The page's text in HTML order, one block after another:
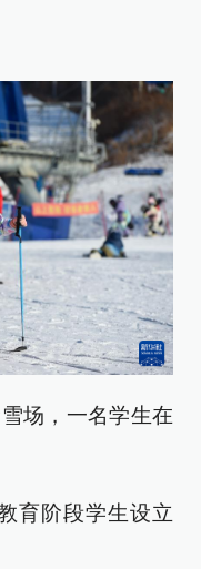
场，一名学生在
育阶段学生设立